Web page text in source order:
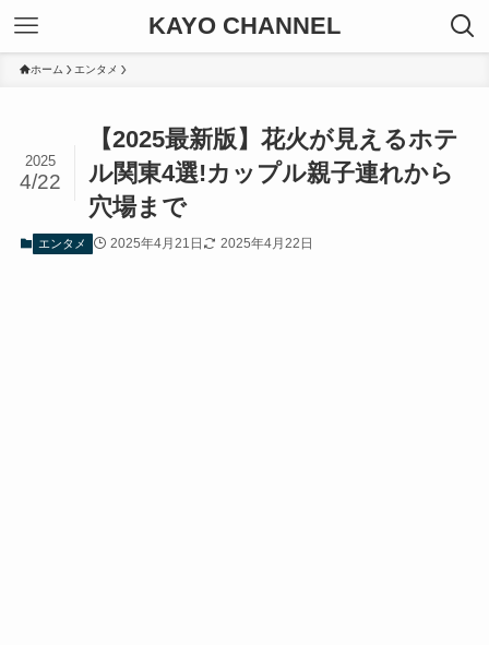
KAYO CHANNEL
ホーム エンタメ
【2025最新版】花火が見えるホテ
ル関東4選!カップル親子連れから
穴場まで
2025
4/22
エンタメ 2025年4月21日 2025年4月22日